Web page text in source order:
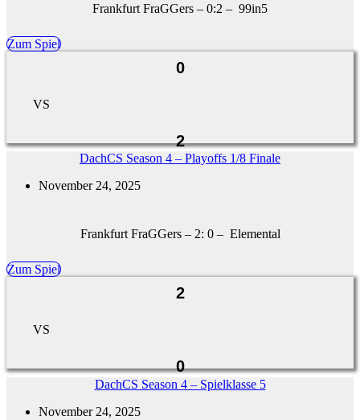
Frankfurt FraGGers – 0:2 – 99in5
Zum Spiel
0
VS
2
DachCS Season 4 – Playoffs 1/8 Finale
November 24, 2025
Frankfurt FraGGers – 2: 0 – Elemental
Zum Spiel
2
VS
0
DachCS Season 4 – Spielklasse 5
November 24, 2025